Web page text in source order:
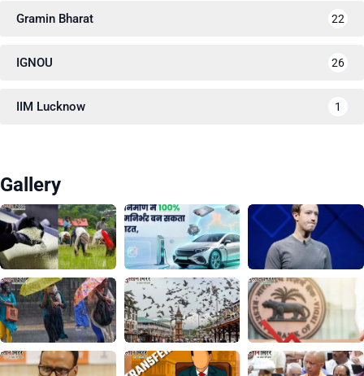
Gramin Bharat 22
IGNOU 26
IIM Lucknow 1
Gallery